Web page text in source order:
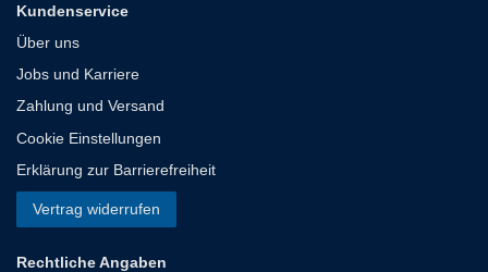
Kundenservice
Über uns
Jobs und Karriere
Zahlung und Versand
Cookie Einstellungen
Erklärung zur Barrierefreiheit
Vertrag widerrufen
Rechtliche Angaben